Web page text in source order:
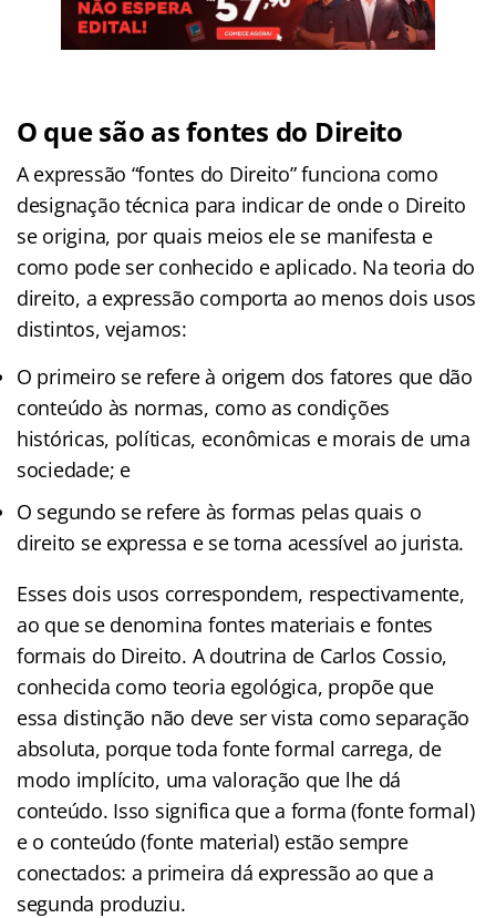
O que são as fontes do Direito
A expressão “fontes do Direito” funciona como
designação técnica para indicar de onde o Direito
se origina, por quais meios ele se manifesta e
como pode ser conhecido e aplicado. Na teoria do
direito, a expressão comporta ao menos dois usos
distintos, vejamos:
O primeiro se refere à origem dos fatores que dão
conteúdo às normas, como as condições
históricas, políticas, econômicas e morais de uma
sociedade; e
O segundo se refere às formas pelas quais o
direito se expressa e se torna acessível ao jurista.
Esses dois usos correspondem, respectivamente,
ao que se denomina fontes materiais e fontes
formais do Direito. A doutrina de Carlos Cossio,
conhecida como teoria egológica, propõe que
essa distinção não deve ser vista como separação
absoluta, porque toda fonte formal carrega, de
modo implícito, uma valoração que lhe dá
conteúdo. Isso significa que a forma (fonte formal)
e o conteúdo (fonte material) estão sempre
conectados: a primeira dá expressão ao que a
segunda produziu.